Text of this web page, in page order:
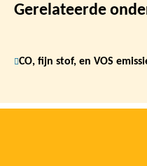
Gerelateerde
CO, fijn stof, en VOS